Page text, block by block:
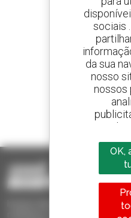
800
A Manitou
1 em cada
vendido no
Invia le richieste a più
notifiche in base agli alert
sociais
da sua
nosso
nossos
OK,